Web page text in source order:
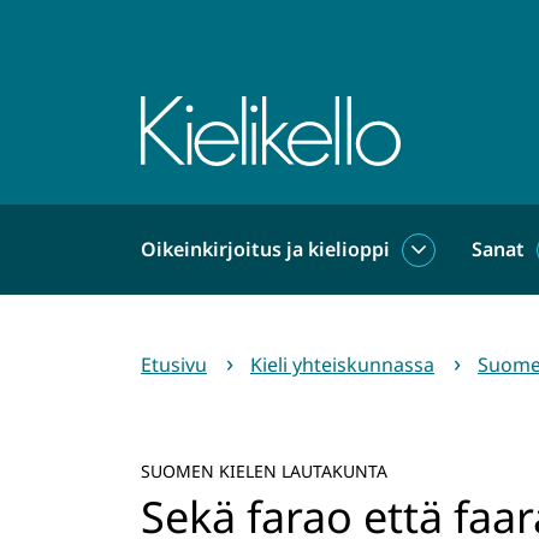
Etusivu
Oikeinkirjoitus ja kielioppi Sanat
Etusivu
Kieli yhteiskunnassa
SUOMEN KIELEN LAUTAKUNTA
Sekä farao että